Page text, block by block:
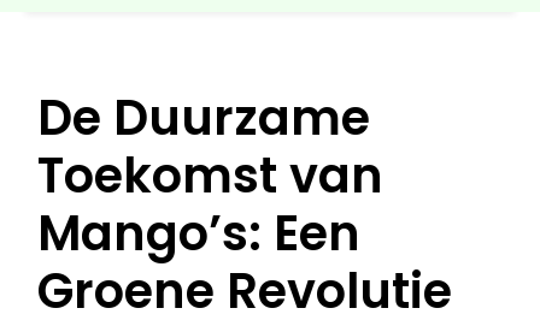
De Duurzame
Toekomst van
Mango’s: Een
Groene Revolutie